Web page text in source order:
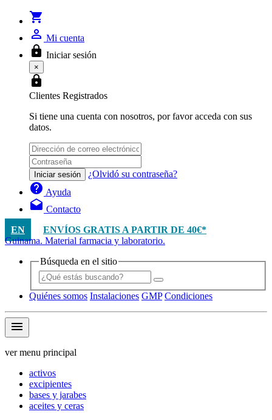
shopping_cart
person_outline Mi cuenta
lock Iniciar sesión
×
lock
Clientes Registrados
Si tiene una cuenta con nosotros, por favor acceda con sus
datos.
Iniciar sesión ¿Olvidó su contraseña?
help Ayuda
drafts Contacto
EN
ENVÍOS GRATIS A PARTIR DE 40€*
Guinama. Material farmacia y laboratorio.
Búsqueda en el sitio
Quiénes somos Instalaciones GMP Condiciones
menu
ver menu principal
activos
excipientes
bases y jarabes
aceites y ceras